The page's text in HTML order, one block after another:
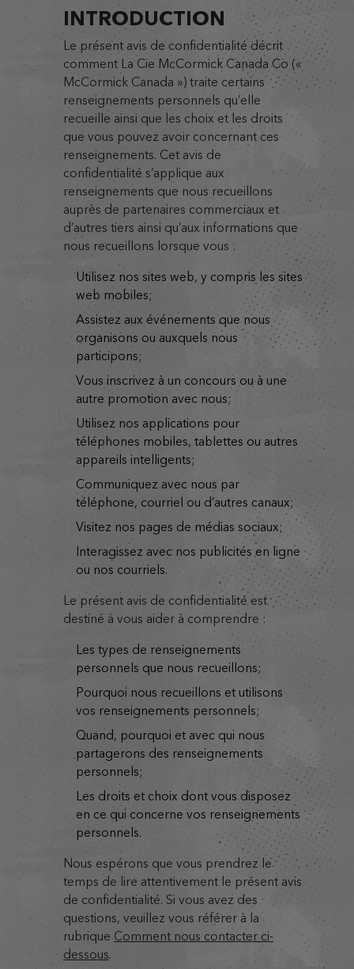
INTRODUCTION
Le présent avis de confidentialité décrit
comment La Cie McCormick Canada Co («
McCormick Canada ») traite certains
renseignements personnels qu’elle
recueille ainsi que les choix et les droits
que vous pouvez avoir concernant ces
renseignements. Cet avis de
confidentialité s’applique aux
renseignements que nous recueillons
auprès de partenaires commerciaux et
d’autres tiers ainsi qu’aux informations que
nous recueillons lorsque vous :
utilisez nos sites web, y compris les sites
web mobiles;
assistez aux événements que nous
organisons ou auxquels nous
participons;
vous inscrivez à un concours ou à une
autre promotion avec nous;
utilisez nos applications pour
téléphones mobiles, tablettes ou autres
appareils intelligents;
communiquez avec nous par
téléphone, courriel ou d’autres canaux;
visitez nos pages de médias sociaux;
ou nos courriels.
Le présent avis de confidentialité est
destiné à vous aider à comprendre :
les types de renseignements
personnels que nous recueillons;
pourquoi nous recueillons et utilisons
vos renseignements personnels;
quand, pourquoi et avec qui nous
partagerons des renseignements
personnels;
les droits et choix dont vous disposez
en ce qui concerne vos renseignements
personnels.
Nous espérons que vous prendrez le
temps de lire attentivement le présent avis
de confidentialité. Si vous avez des
questions, veuillez vous référer à la
rubriqueComment nous contacter ci-
dessous.